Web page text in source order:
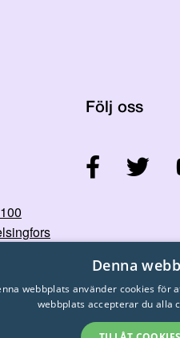
Följ oss
Denna
webbplats använder cookies för
webbplats accepterar du alla